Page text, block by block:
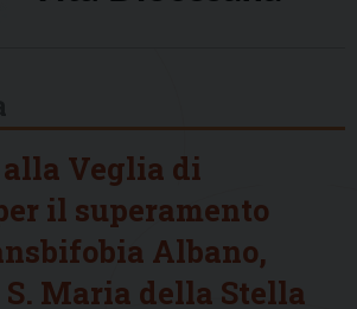
Veglia di
il superamento
Albano,
Maria della Stella